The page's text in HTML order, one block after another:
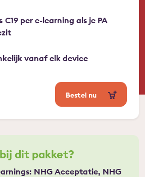
€19 per e-learning als je PA
vanaf elk device
Bestel nu
dit pakket?
NHG Acceptatie, NHG